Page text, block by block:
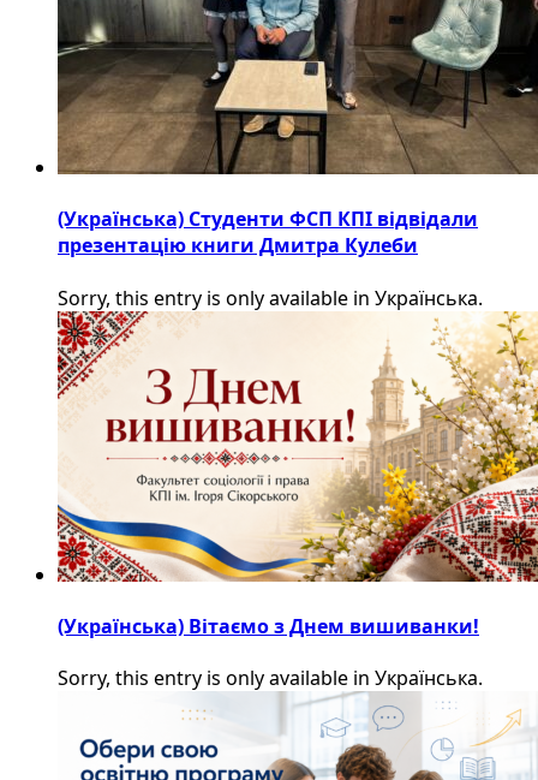
(Українська) Студенти ФСП КПІ відвідали
презентацію книги Дмитра Кулеби
Sorry, this entry is only available in Українська.
(Українська) Вітаємо з Днем вишиванки!
Sorry, this entry is only available in Українська.